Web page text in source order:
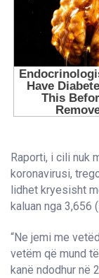
Raporti, i cili nuk
koronavirusi,
lidhet kryesisht
kaluan nga 3,656
“Ne jemi me
vetëm që mund
kanë ndodhur në